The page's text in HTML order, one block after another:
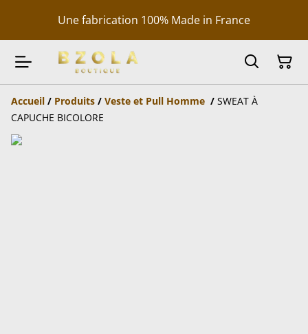
Une fabrication 100% Made in France
Accueil / Produits / Veste et Pull Homme / SWEAT À
CAPUCHE BICOLORE